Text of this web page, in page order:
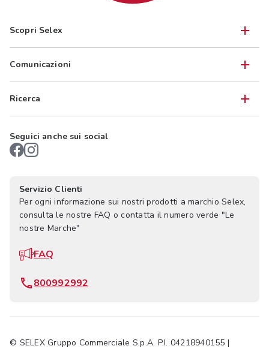
Scopri Selex
Comunicazioni
Ricerca
Seguici anche sui social
Servizio Clienti
Per ogni informazione sui nostri prodotti a marchio Selex,
consulta le nostre FAQ o contatta il numero verde "Le
nostre Marche"
FAQ
800992992
© SELEX Gruppo Commerciale S.p.A. P.I. 04218940155 |